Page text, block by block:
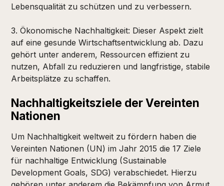
Lebensqualität zu schützen und zu verbessern.
3. Ökonomische Nachhaltigkeit: Dieser Aspekt zielt
auf eine gesunde Wirtschaftsentwicklung ab. Dazu
gehört unter anderem, Ressourcen effizient zu
nutzen, Abfall zu reduzieren und langfristige, stabile
Arbeitsplätze zu schaffen.
Nachhaltigkeitsziele der Vereinten
Nationen
Um Nachhaltigkeit weltweit zu fördern haben die
Vereinten Nationen (UN) im Jahr 2015 die 17 Ziele
für nachhaltige Entwicklung (Sustainable
Development Goals, SDG) verabschiedet. Hierzu